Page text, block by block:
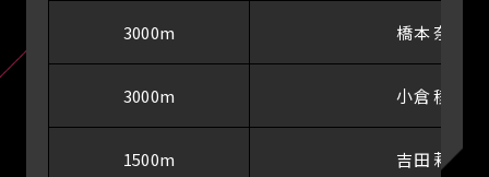
3000m 橋本 奈津
3000m 小倉 稜央
1500m 吉田 莉帆